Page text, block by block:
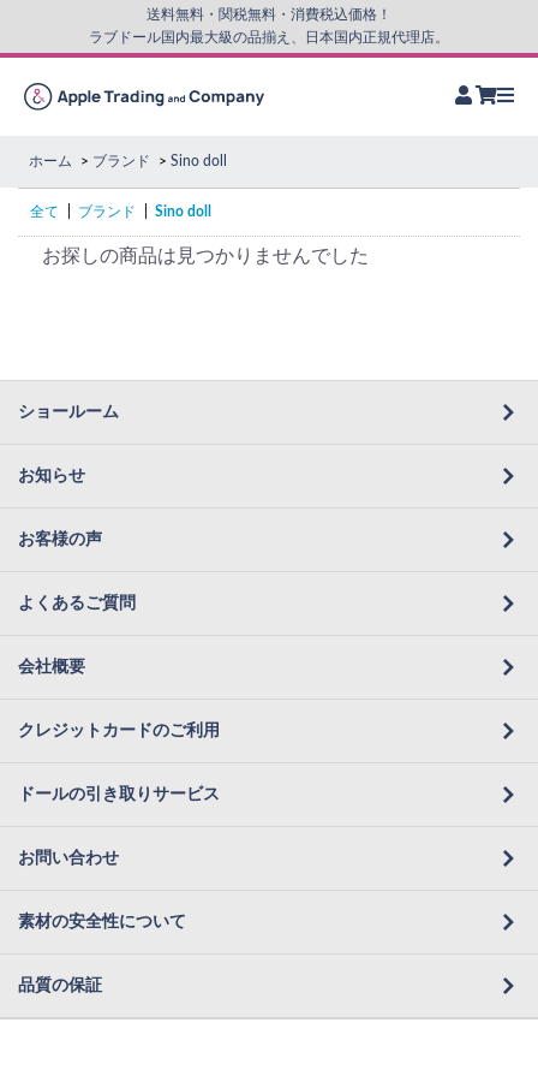
送料無料・関税無料・消費税込価格！
ラブドール国内最大級の品揃え、日本国内正規代理店。
ホーム ブランド Sino doll
全て ブランド Sino doll
お探しの商品は見つかりませんでした
ショールーム
お知らせ
お客様の声
よくあるご質問
会社概要
クレジットカードのご利用
ドールの引き取りサービス
お問い合わせ
素材の安全性について
品質の保証